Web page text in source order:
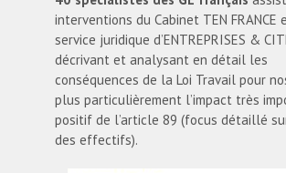
interventions du Cabinet TEN FRANCE
service juridique d’ENTREPRISES &
décrivant et analysant en détail les
conséquences de la Loi Travail pour
plus particulièrement l’impact très
positif de l’article 89 (focus détaillé
des effectifs).